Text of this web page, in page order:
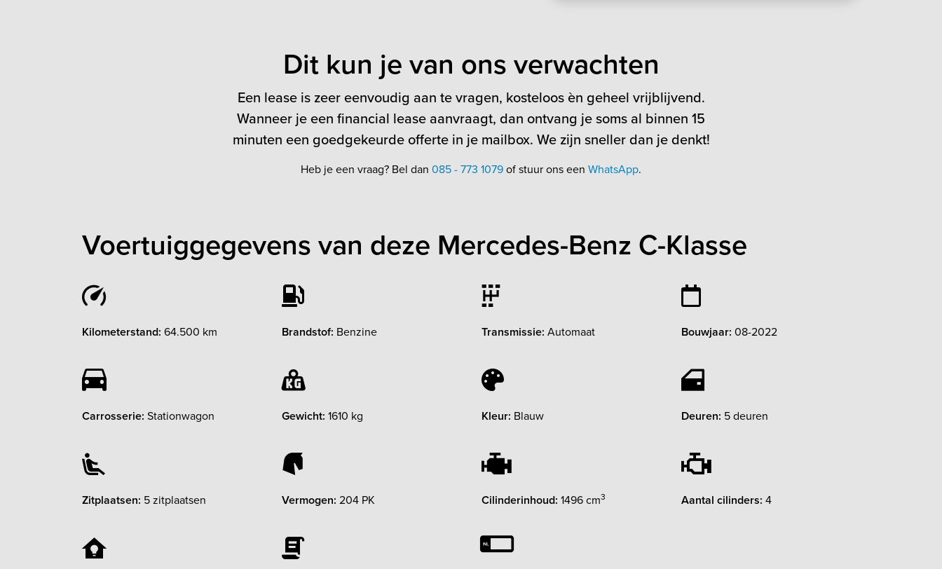
Dit kun je van ons verwachten
Een lease is zeer eenvoudig aan te vragen, kosteloos èn geheel vrijblijvend.
Wanneer je een financial lease aanvraagt, dan ontvang je soms al binnen 15
minuten een goedgekeurde offerte in je mailbox. We zijn sneller dan je denkt!
Heb je een vraag? Bel dan 085 - 773 1079of stuur ons een WhatsApp.
Voertuiggegevens van deze Mercedes-Benz C-Klasse
Kilometerstand: 64.500 km Brandstof: Benzine Transmissie: Automaat Bouwjaar: 08-2022
Carrosserie: Stationwagon Gewicht: 1610 kg Kleur: Blauw Deuren: 5 deuren
Zitplaatsen: 5 zitplaatsen Vermogen: 204 PK Cilinderinhoud: 1496 cm3 Aantal cilinders: 4